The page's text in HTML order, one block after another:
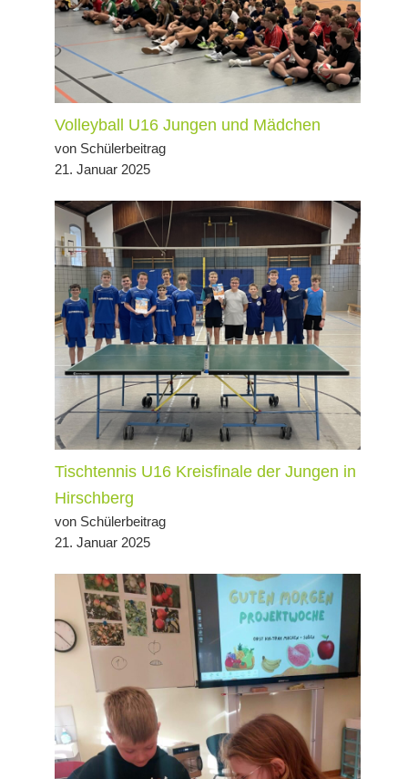
Volleyball U16 Jungen und Mädchen
von Schülerbeitrag
21. Januar 2025
Tischtennis U16 Kreisfinale der Jungen in
Hirschberg
von Schülerbeitrag
21. Januar 2025